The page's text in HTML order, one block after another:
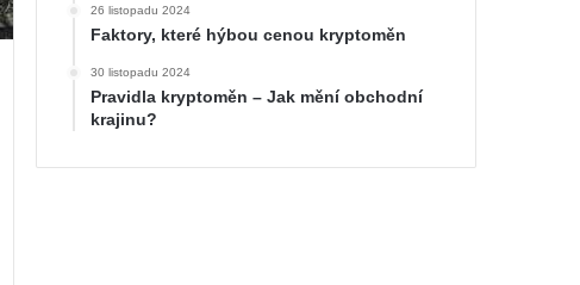
26 listopadu 2024
Faktory, které hýbou cenou kryptoměn
30 listopadu 2024
Pravidla kryptoměn – Jak mění obchodní
krajinu?